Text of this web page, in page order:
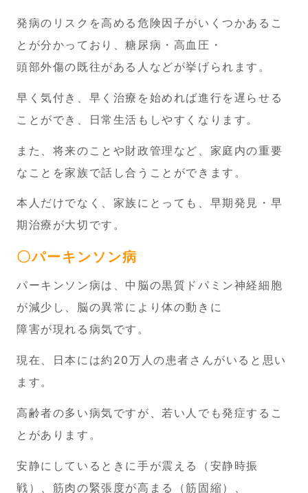
発病のリスクを高める危険因子がいくつかあるこ
とが分かっており、糖尿病・高血圧・
頭部外傷の既往がある人などが挙げられます。
早く気付き、早く治療を始めれば進行を遅らせる
ことができ、日常生活もしやすくなります。
また、将来のことや財政管理など、家庭内の重要
なことを家族で話し合うことができます。
本人だけでなく、家族にとっても、早期発見・早
期治療が大切です。
〇パーキンソン病
パーキンソン病は、中脳の黒質ドパミン神経細胞
が減少し、 脳の異常により体の動きに
障害が現れる病気です。
現在、日本には約20万人の患者さんがいると思い
ます。
高齢者の多い病気ですが、若い人でも発症するこ
とがあります。
安静にしているときに手が震える（安静時振
戦）、筋肉の緊張度が高まる（筋固縮）、